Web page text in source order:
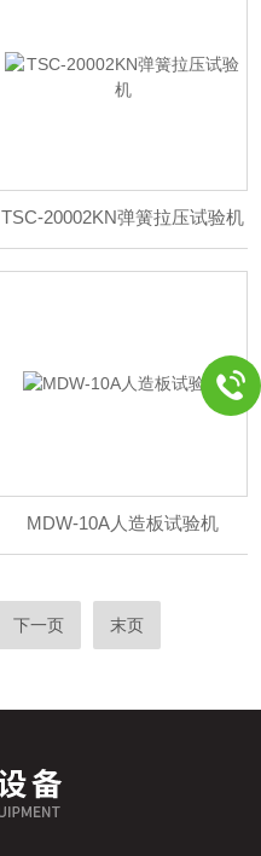
TSC-20002KN弹簧拉压试验机
MDW-10A人造板试验机
下一页 末页